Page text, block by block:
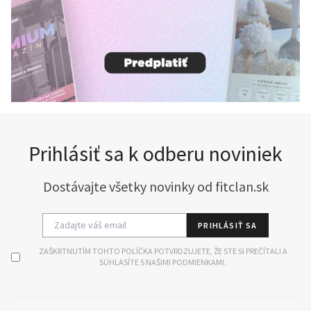
Prihlásiť sa k odberu noviniek
Dostávajte všetky novinky od fitclan.sk
PRIHLÁSIŤ SA
ZAŠKRTNUTÍM TOHTO POLÍČKA POTVRDZUJETE, ŽE STE SI PREČÍTALI A
SÚHLASÍTE S NAŠIMI PODMIENKAMI.